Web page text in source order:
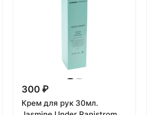
300 ₽
Крем для рук 30мл.